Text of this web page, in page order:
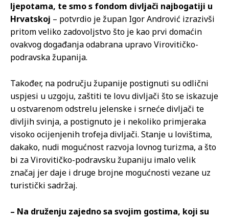
ljepotama, te smo s fondom divljači najbogatiji u
Hrvatskoj – potvrdio je župan Igor Andrović izrazivši
pritom veliko zadovoljstvo što je kao prvi domaćin
ovakvog događanja odabrana upravo Virovitičko-
podravska županija.
Također, na području županije postignuti su odlični
uspjesi u uzgoju, zaštiti te lovu divljači što se iskazuje
u ostvarenom odstrelu jelenske i srneće divljači te
divljih svinja, a postignuto je i nekoliko primjeraka
visoko ocijenjenih trofeja divljači. Stanje u lovištima,
dakako, nudi mogućnost razvoja lovnog turizma, a što
bi za Virovitičko-podravsku županiju imalo velik
značaj jer daje i druge brojne mogućnosti vezane uz
turistički sadržaj.
– Na druženju zajedno sa svojim gostima, koji su